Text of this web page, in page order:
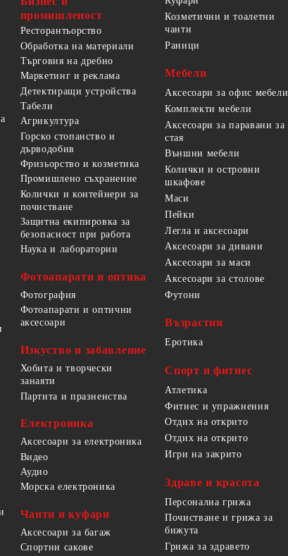
Лостове за набиране
Силови кули
Йога и пилатес
обгазяване
промишленост
Ресторантьорство
Обработка на материали
Търговия на дребно
Маркетинг и реклама
Детектиращи устройства
Табели
Агрикултура
Горско стопанство и
дърводобив
Фризьорство и козметика
Промишлено съхранение
Колички и контейнери за
почистване
Защитна екипировка за
безопасност при работа
Наука и лаборатории
Фотоапарати и оптика
Фотография
Фотоапарати и оптични
аксесоари
Изкуство и забавление
Хобита и творчески
занаяти
Партита и празненства
Електроника
Аксесоари за електроника
Видео
Аудио
Морска електроника
Чанти и куфари
Аксесоари за багаж
Спортни сакове
Козметични и тоалетни
чанти
Раници
Мебели
Аксесоари за офис мебели
Комплекти мебели
Аксесоари за паравани за
стая
Външни мебели
Колички и островни
шкафове
Маси
Пейки
Легла и аксесоари
Аксесоари за дивани
Аксесоари за маси
Аксесоари за столове
Футони
Възрастни
Еротика
Спорт и фитнес
Атлетика
Фитнес и упражнения
Отдих на открито
Отдих на открито
Игри на закрито
Здраве и красота
Персонална грижа
Почистване и грижа за
бижута
Грижа за здравето